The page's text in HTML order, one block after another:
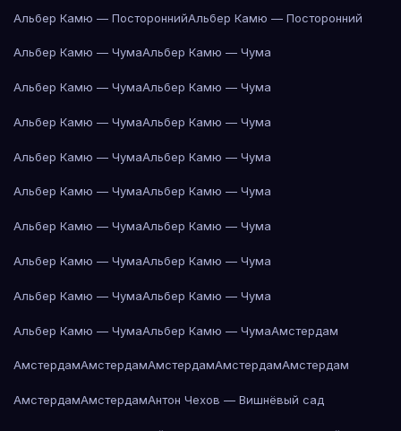
Альбер Камю — ПостороннийАльбер Камю — Посторонний
Альбер Камю — ЧумаАльбер Камю — Чума
Альбер Камю — ЧумаАльбер Камю — Чума
Альбер Камю — ЧумаАльбер Камю — Чума
Альбер Камю — ЧумаАльбер Камю — Чума
Альбер Камю — ЧумаАльбер Камю — Чума
Альбер Камю — ЧумаАльбер Камю — Чума
Альбер Камю — ЧумаАльбер Камю — Чума
Альбер Камю — ЧумаАльбер Камю — Чума
Альбер Камю — ЧумаАльбер Камю — ЧумаАмстердам
АмстердамАмстердамАмстердамАмстердамАмстердам
АмстердамАмстердамАнтон Чехов — Вишнёвый сад